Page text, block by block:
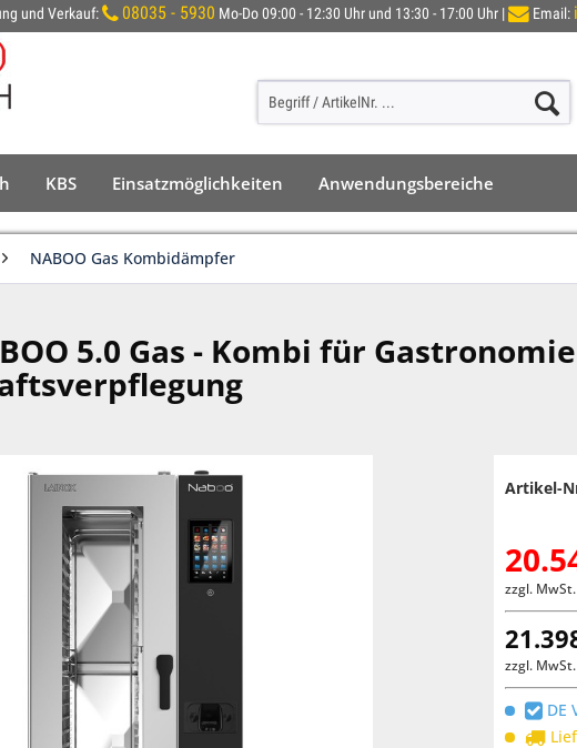
und Verkauf: 08035 - 5930 Mo-Do 09:00 - 12:30 Uhr und 13:30 - 17:00 Uhr | Email:
KBS Einsatzmöglichkeiten Anwendungsbereiche
NABOO Gas Kombidämpfer
5.0 Gas - Kombi für
Artikel-
zzgl.
zzgl.
DE